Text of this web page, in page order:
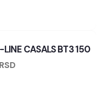
CASALS BT3 150
RSD